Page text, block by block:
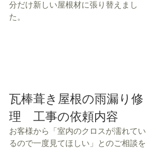
分だけ新しい屋根材に張り替えまし
た。
瓦棒葺き屋根の雨漏り修
理　工事の依頼内容
お客様から「室内のクロスが濡れてい
るので一度見てほしい」とのご相談を